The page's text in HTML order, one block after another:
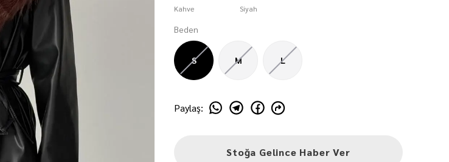
Kahve Siyah
Beden
S M L
Paylaş:
Stoğa Gelince Haber Ver